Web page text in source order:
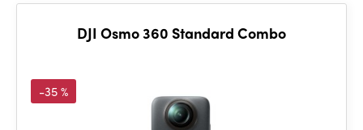
DJI Osmo 360 Standard Combo
-35 %